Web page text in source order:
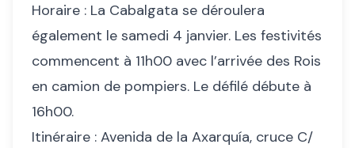
Horaire : La Cabalgata se déroulera
également le samedi 4 janvier. Les festivités
commencent à 11h00 avec l’arrivée des Rois
en camion de pompiers. Le défilé débute à
16h00.
Itinéraire : Avenida de la Axarquía, cruce C/